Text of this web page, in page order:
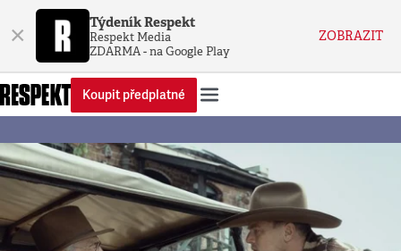
× Týdeník Respekt
Respekt Media
ZDARMA - na Google Play
ZOBRAZIT
Koupit předplatné